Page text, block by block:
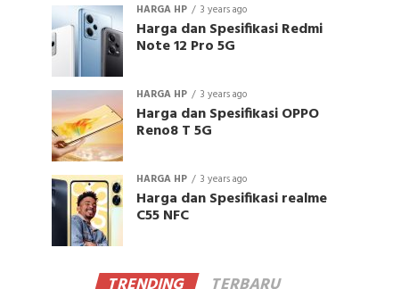
HARGA HP 3 years ago
Harga dan Spesifikasi Redmi
Note 12 Pro 5G
HARGA HP 3 years ago
Harga dan Spesifikasi OPPO
Reno8 T 5G
HARGA HP 3 years ago
Harga dan Spesifikasi realme
C55 NFC